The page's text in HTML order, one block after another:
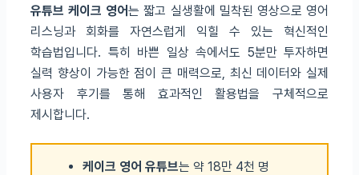
유튜브 케이크 영어는 짧고 실생활에 밀착된 영상으로 영어
리스닝과 회화를 자연스럽게 익힐 수 있는 혁신적인
학습법입니다. 특히 바쁜 일상 속에서도 5분만 투자하면
실력 향상이 가능한 점이 큰 매력으로, 최신 데이터와 실제
사용자 후기를 통해 효과적인 활용법을 구체적으로
제시합니다.
케이크 영어 유튜브는 약 18만 4천 명